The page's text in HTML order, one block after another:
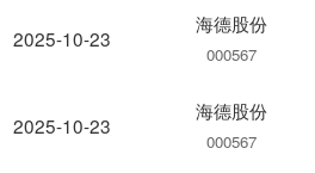
2025-10-23
2025-10-23
海德股份
000567
海德股份
000567